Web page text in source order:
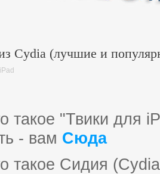
Cydia (лучшие и
такое "Твики для
- вам Сюда
такое Сидия